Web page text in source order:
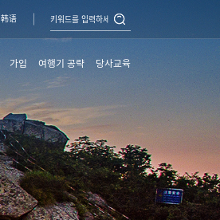
韩语
가입 여행기 공략 당사교육